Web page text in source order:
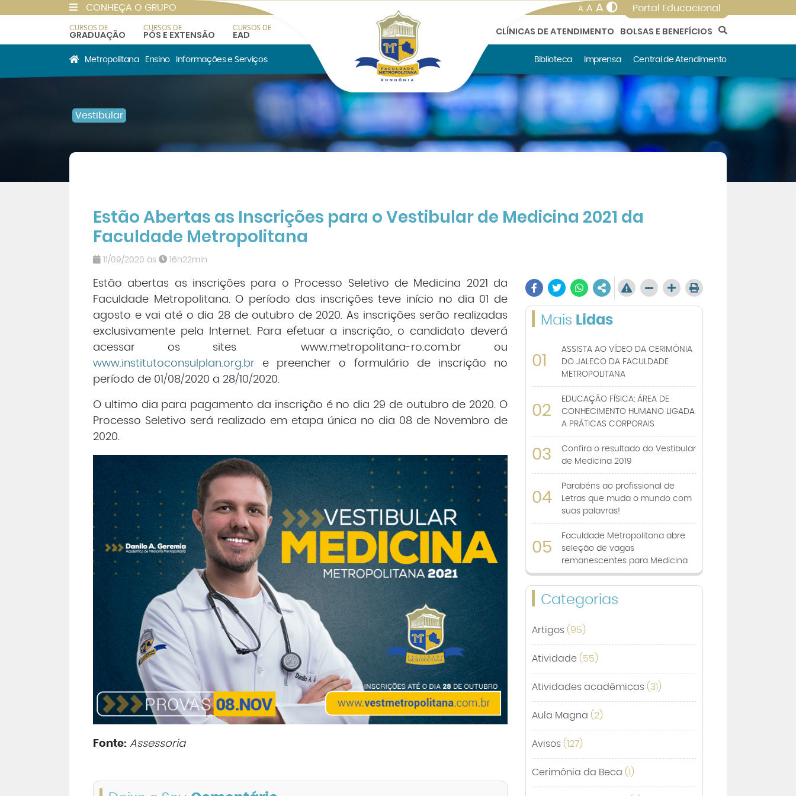
CONHEÇA O GRUPO A A A Portal Educacional
CURSOS DE
GRADUAÇÃO
CURSOS DE
PÓS E EXTENSÃO
CURSOS DE
EAD CLÍNICAS DE ATENDIMENTO BOLSAS E BENEFÍCIOS
Metropolitana Ensino Informações e Serviços Biblioteca Imprensa Central de Atendimento
Vestibular
Estão Abertas as Inscrições para o Vestibular de Medicina 2021 da
Faculdade Metropolitana
11/09/2020 às 16h22min
Estão abertas as inscrições para o Processo Seletivo de Medicina 2021 da
Faculdade Metropolitana. O período das inscrições teve início no dia 01 de
agosto e vai até o dia 28 de outubro de 2020. As inscrições serão realizadas
exclusivamente pela Internet. Para efetuar a inscrição, o candidato deverá
acessar os sites www.metropolitana-ro.com.br ou
www.institutoconsulplan.org.br e preencher o formulário de inscrição no
período de 01/08/2020 a 28/10/2020.
O ultimo dia para pagamento da inscrição é no dia 29 de outubro de 2020. O
Processo Seletivo será realizado em etapa única no dia 08 de Novembro de
2020.
Fonte: Assessoria
Mais Lidas
01
ASSISTA AO VÍDEO DA CERIMÔNIA
DO JALECO DA FACULDADE
METROPOLITANA
02
EDUCAÇÃO FÍSICA: ÁREA DE
CONHECIMENTO HUMANO LIGADA
A PRÁTICAS CORPORAIS
03
Confira o resultado do Vestibular
de Medicina 2019
04
Parabéns ao profissional de
Letras que muda o mundo com
suas palavras!
05
Faculdade Metropolitana abre
seleção de vagas
remanescentes para Medicina
Categorias
Artigos (95)
Atividade (55)
Atividades acadêmicas (31)
Aula Magna (2)
Avisos (127)
Cerimônia da Beca (1)